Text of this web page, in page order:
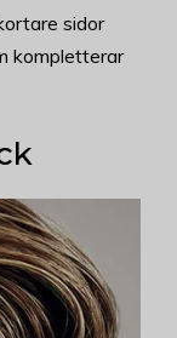
sidor
kompletterar